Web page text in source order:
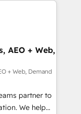
て主導。「設
提にした情報設
Hubで一体
：Salesforce・
ム設計、履歴
：ChatGPT・
Media. -
agents
AEO + Web,
+ Web, Demand
partner to
We help